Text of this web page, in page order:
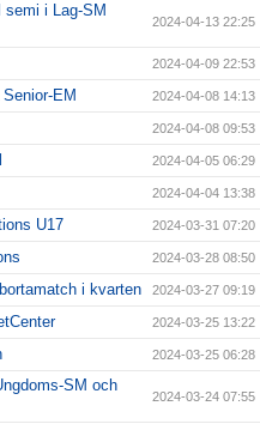
i Lag-SM
2024-04-13 22:25
2024-04-09 22:53
EM 2024-04-08 14:13
2024-04-08 09:53
2024-04-05 06:29
2024-04-04 13:38
U17 2024-03-31 07:20
2024-03-28 08:50
i kvarten 2024-03-27 09:19
2024-03-25 13:22
2024-03-25 06:28
SM och
2024-03-24 07:55